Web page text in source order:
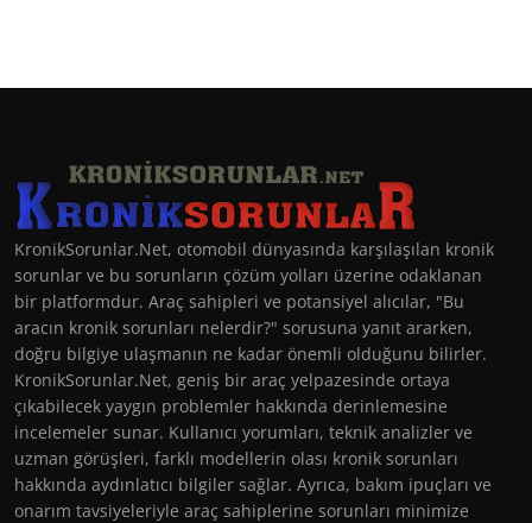
KronikSorunlar.Net, otomobil dünyasında karşılaşılan kronik
sorunlar ve bu sorunların çözüm yolları üzerine odaklanan
bir platformdur. Araç sahipleri ve potansiyel alıcılar, "Bu
aracın kronik sorunları nelerdir?" sorusuna yanıt ararken,
doğru bilgiye ulaşmanın ne kadar önemli olduğunu bilirler.
KronikSorunlar.Net, geniş bir araç yelpazesinde ortaya
çıkabilecek yaygın problemler hakkında derinlemesine
incelemeler sunar. Kullanıcı yorumları, teknik analizler ve
uzman görüşleri, farklı modellerin olası kronik sorunları
hakkında aydınlatıcı bilgiler sağlar. Ayrıca, bakım ipuçları ve
onarım tavsiyeleriyle araç sahiplerine sorunları minimize